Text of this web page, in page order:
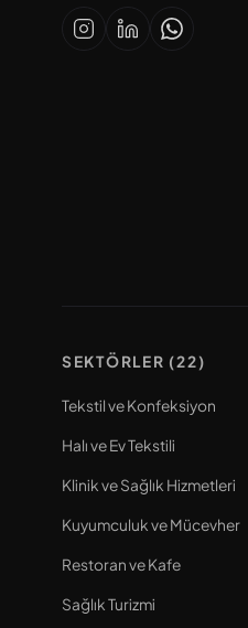
SEKTÖRLER (22)
Tekstil ve Konfeksiyon
Halı ve Ev Tekstili
Klinik ve Sağlık Hizmetleri
Kuyumculuk ve Mücevher
Restoran ve Kafe
Sağlık Turizmi